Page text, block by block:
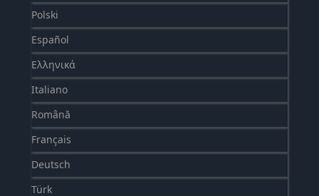
Polski
Español
Ελληνικά
Italiano
Română
Français
Deutsch
Türk